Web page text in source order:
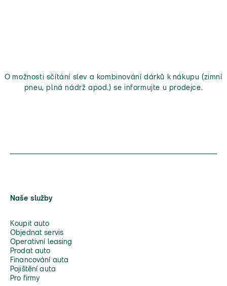
O možnosti sčítání slev a kombinování dárků k nákupu (zimní
pneu, plná nádrž apod.) se informujte u prodejce.
Naše služby
Koupit auto
Objednat servis
Operativní leasing
Prodat auto
Financování auta
Pojištění auta
Pro firmy